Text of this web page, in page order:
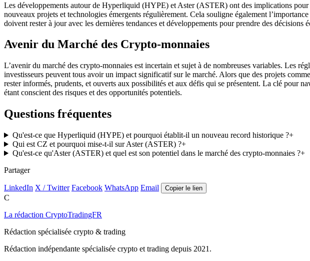
Les développements autour de Hyperliquid (HYPE) et Aster (ASTER) ont des implications
nouveaux projets et technologies émergents régulièrement. Cela souligne également
doivent rester à jour avec les dernières tendances et développements pour prendre des décisions
Avenir du Marché des Crypto-monnaies
L’avenir du marché des crypto-monnaies est incertain et sujet à de nombreuses variables. Les
investisseurs peuvent tous avoir un impact significatif sur le marché. Alors que des projets
rester informés, prudents, et ouverts aux possibilités et aux défis qui se présentent. La clé pour
étant conscient des risques et des opportunités potentiels.
Questions fréquentes
Qu'est-ce que Hyperliquid (HYPE) et pourquoi établit-il un nouveau record historique ?+
Qui est CZ et pourquoi mise-t-il sur Aster (ASTER) ?+
Qu'est-ce qu'Aster (ASTER) et quel est son potentiel dans le marché des crypto-monnaies ?+
Partager
LinkedIn X / Twitter Facebook WhatsApp Email Copier le lien
C
La rédaction CryptoTradingFR
Rédaction spécialisée crypto & trading
Rédaction indépendante spécialisée crypto et trading depuis 2021.